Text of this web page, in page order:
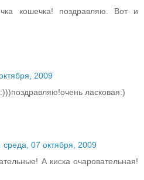
кошечка! поздравляю. Вот и
2009
ласковая:)
среда, 07 октября, 2009
А киска очаровательная!